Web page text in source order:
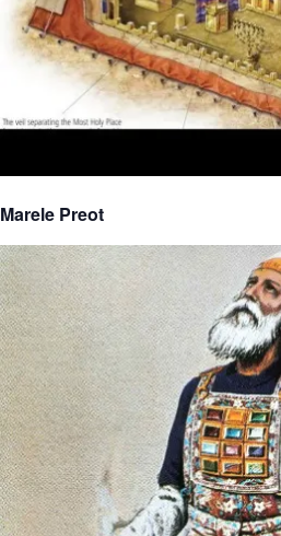
Marele Preot